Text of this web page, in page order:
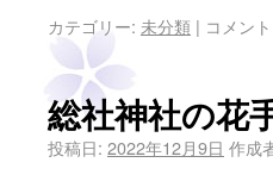
カテゴリー: 未分類 | コメン
総社神社の花
投稿日: 2022年12月9日 作成